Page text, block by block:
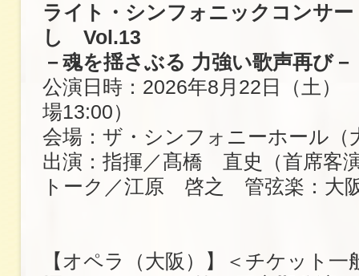
ライト・シンフォニックコンサ
し Vol.13
－魂を揺さぶる 力強い歌声再び－
公演日時：2026年8月22日（土）
場13:00）
会場：ザ・シンフォニーホール（
出演：指揮／髙橋 直史（首席客
トーク／江原 啓之 管弦楽：大
【オペラ（大阪）】＜チケット一